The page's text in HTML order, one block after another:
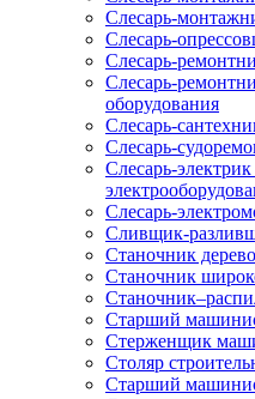
Слесарь-
Слесарь-
Слесарь-
Слесарь-
оборудования
Слесарь-
Слесарь-
Слесарь-
Слесарь-
Сливщик-
Станочник
Станочник
Старший
Стерженщик
Столяр
Старший